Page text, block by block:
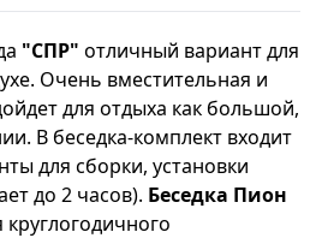
"СПР" отличный вариант для
Очень вместительная и
для отдыха как большой,
В беседка-комплект входит
для сборки, установки
до 2 часов). Беседка Пион